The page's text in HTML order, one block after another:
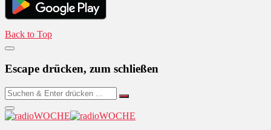
Back to Top
Escape drücken, zum schließen